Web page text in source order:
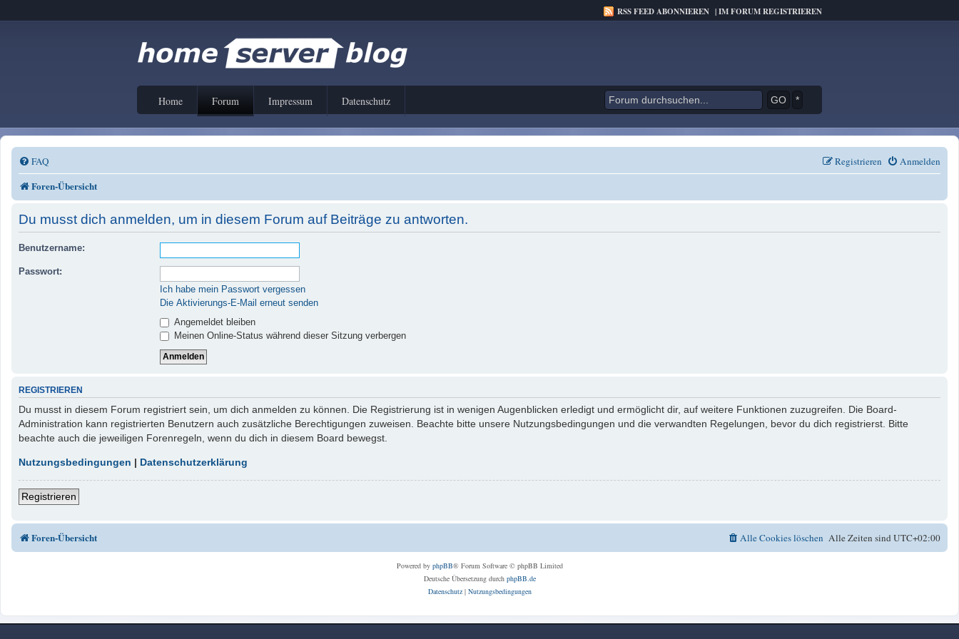
RSS FEED ABONNIEREN |IM FORUM REGISTRIEREN
Home Forum Impressum Datenschutz *
FAQ Anmelden
Registrieren
Foren-Übersicht
Du musst dich anmelden, um in diesem Forum auf Beiträge zu antworten.
Benutzername:
Passwort:
Ich habe mein Passwort vergessen
Die Aktivierungs-E-Mail erneut senden
Angemeldet bleiben
Meinen Online-Status während dieser Sitzung verbergen
REGISTRIEREN
Du musst in diesem Forum registriert sein, um dich anmelden zu können. Die Registrierung ist in wenigen Augenblicken erledigt und ermöglicht dir, auf weitere Funktionen zuzugreifen. Die Board-
Administration kann registrierten Benutzern auch zusätzliche Berechtigungen zuweisen. Beachte bitte unsere Nutzungsbedingungen und die verwandten Regelungen, bevor du dich registrierst. Bitte
beachte auch die jeweiligen Forenregeln, wenn du dich in diesem Board bewegst.
Nutzungsbedingungen | Datenschutzerklärung
Registrieren
Foren-Übersicht Alle Zeiten sindUTC+02:00
Alle Cookies löschen
Powered by phpBB® Forum Software © phpBB Limited
Deutsche Übersetzung durch phpBB.de
Datenschutz| Nutzungsbedingungen